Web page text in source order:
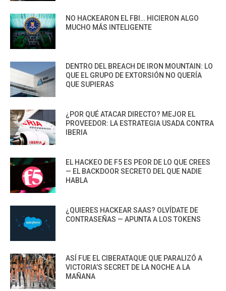
NO HACKEARON EL FBI… HICIERON ALGO
MUCHO MÁS INTELIGENTE
DENTRO DEL BREACH DE IRON MOUNTAIN: LO
QUE EL GRUPO DE EXTORSIÓN NO QUERÍA
QUE SUPIERAS
¿POR QUÉ ATACAR DIRECTO? MEJOR EL
PROVEEDOR: LA ESTRATEGIA USADA CONTRA
IBERIA
EL HACKEO DE F5 ES PEOR DE LO QUE CREES
— EL BACKDOOR SECRETO DEL QUE NADIE
HABLA
¿QUIERES HACKEAR SAAS? OLVÍDATE DE
CONTRASEÑAS — APUNTA A LOS TOKENS
ASÍ FUE EL CIBERATAQUE QUE PARALIZÓ A
VICTORIA’S SECRET DE LA NOCHE A LA
MAÑANA